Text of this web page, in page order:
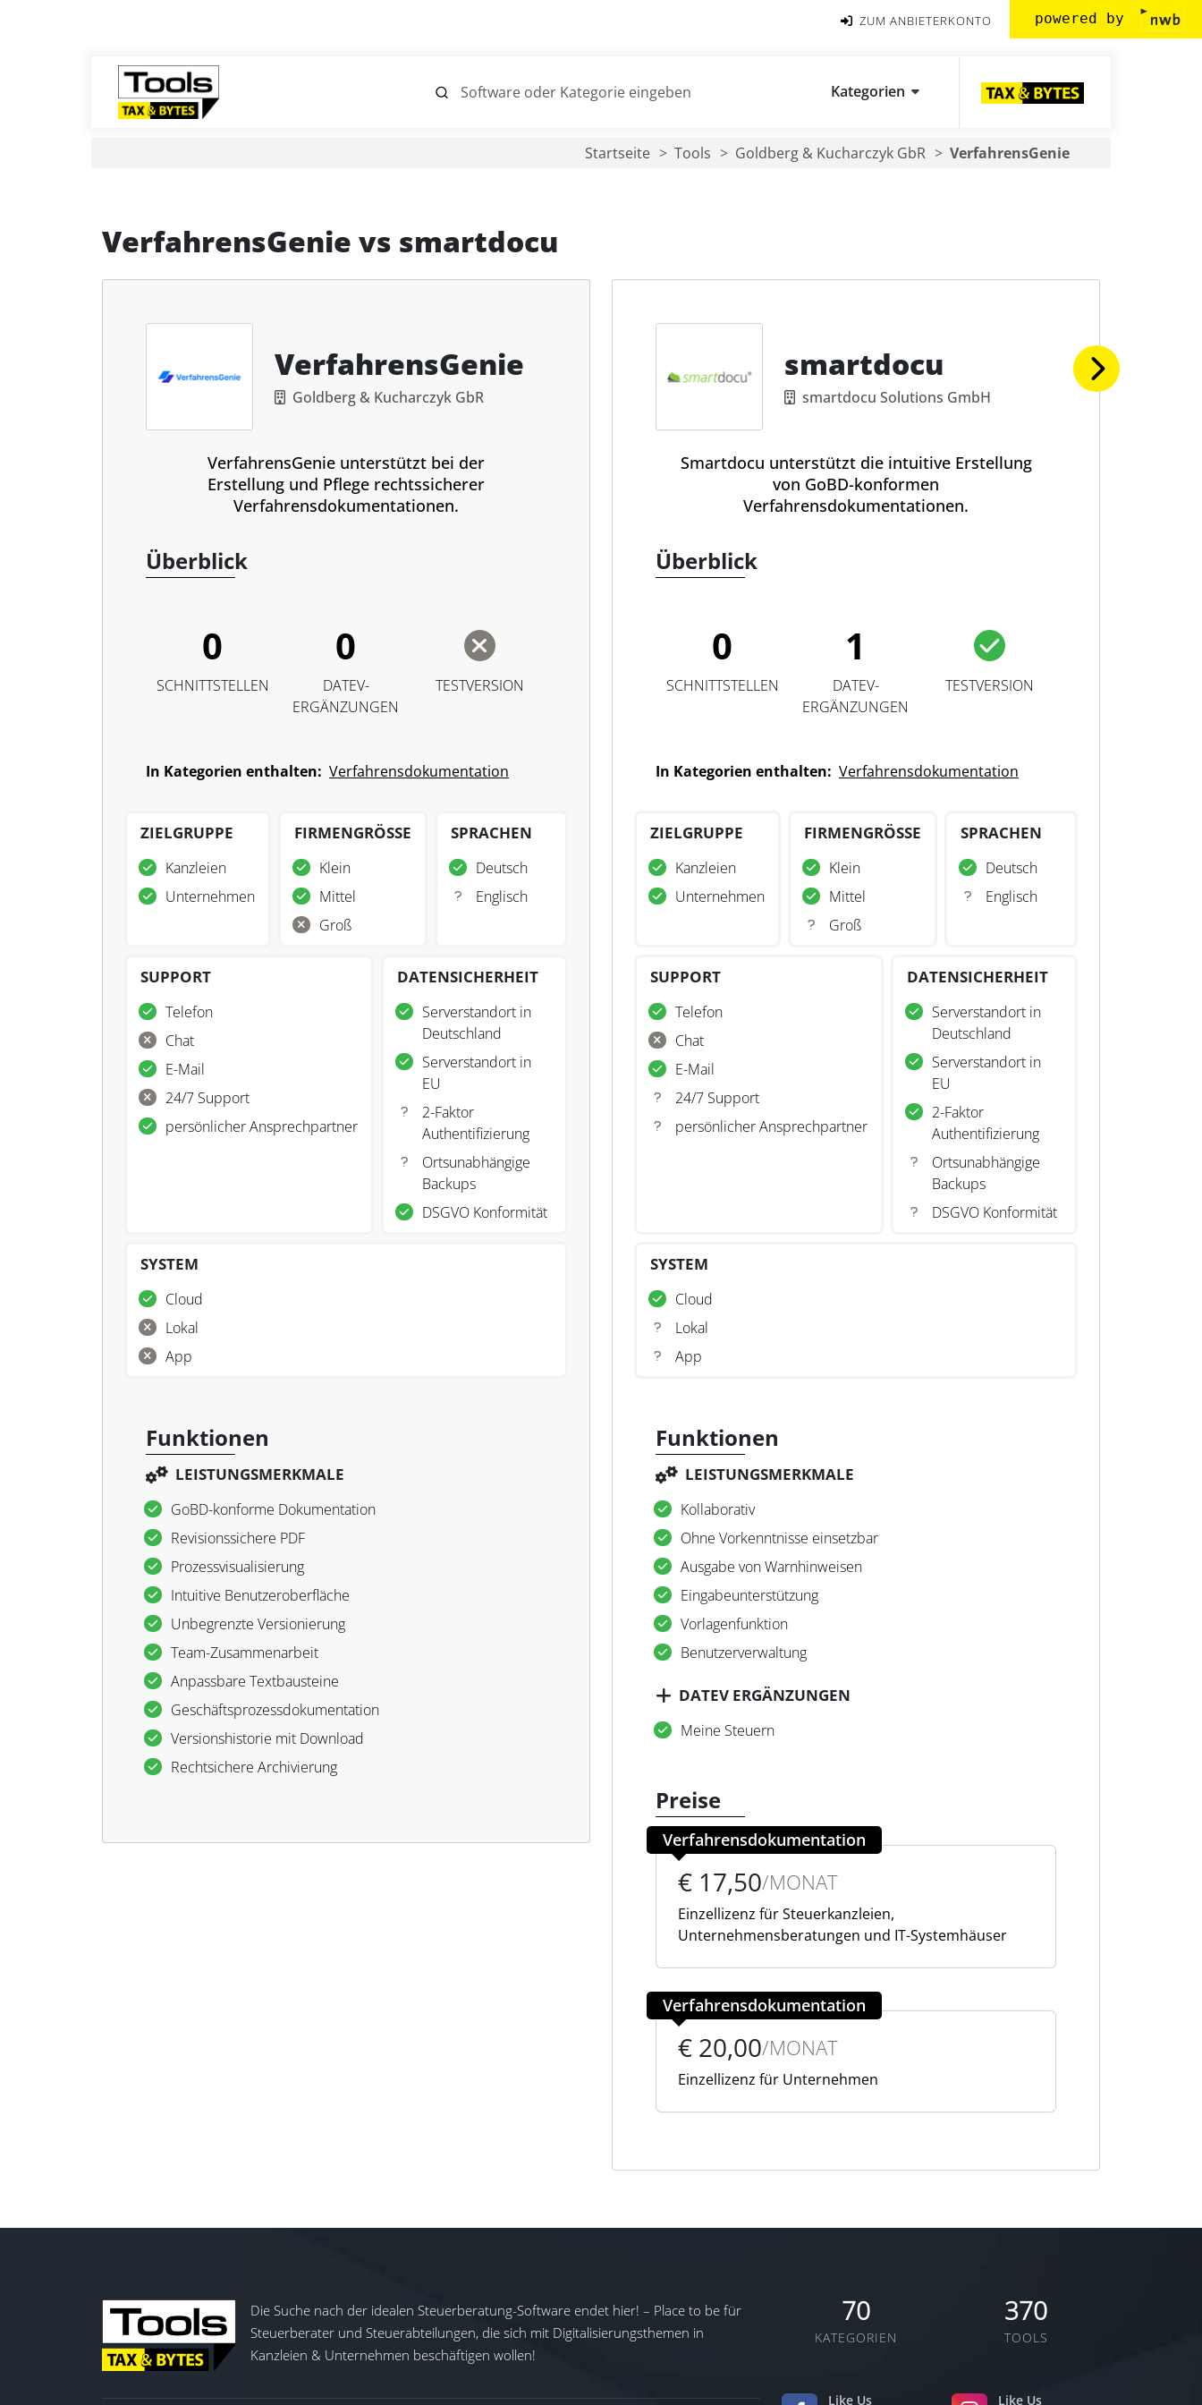
ZUM ANBIETERKONTO powered by
Kategorien
Startseite Tools Goldberg & Kucharczyk GbR VerfahrensGenie
VerfahrensGenie vs smartdocu
VerfahrensGenie
Goldberg & Kucharczyk GbR
VerfahrensGenie unterstützt bei der
Erstellung und Pflege rechtssicherer
Verfahrensdokumentationen.
Überblick
0
SCHNITTSTELLEN
0
DATEV-
ERGÄNZUNGEN
TESTVERSION
In Kategorien enthalten: Verfahrensdokumentation
ZIELGRUPPE
Kanzleien
Unternehmen
FIRMENGRÖSSE
Klein
Mittel
Groß
SPRACHEN
Deutsch
Englisch
SUPPORT
Telefon
Chat
E-Mail
24/7 Support
persönlicher Ansprechpartner
DATENSICHERHEIT
Serverstandort in
Deutschland
Serverstandort in
EU
2-Faktor
Authentifizierung
Ortsunabhängige
Backups
DSGVO Konformität
SYSTEM
Cloud
Lokal
App
Funktionen
LEISTUNGSMERKMALE
GoBD-konforme Dokumentation
Revisionssichere PDF
Prozessvisualisierung
Intuitive Benutzeroberfläche
Unbegrenzte Versionierung
Team-Zusammenarbeit
Anpassbare Textbausteine
Geschäftsprozessdokumentation
Versionshistorie mit Download
Rechtsichere Archivierung
smartdocu
smartdocu Solutions GmbH
Smartdocu unterstützt die intuitive Erstellung
von GoBD-konformen
Verfahrensdokumentationen.
Überblick
0
SCHNITTSTELLEN
1
DATEV-
ERGÄNZUNGEN
TESTVERSION
In Kategorien enthalten: Verfahrensdokumentation
ZIELGRUPPE
Kanzleien
Unternehmen
FIRMENGRÖSSE
Klein
Mittel
Groß
SPRACHEN
Deutsch
Englisch
SUPPORT
Telefon
Chat
E-Mail
24/7 Support
persönlicher Ansprechpartner
DATENSICHERHEIT
Serverstandort in
Deutschland
Serverstandort in
EU
2-Faktor
Authentifizierung
Ortsunabhängige
Backups
DSGVO Konformität
SYSTEM
Cloud
Lokal
App
Funktionen
LEISTUNGSMERKMALE
Kollaborativ
Ohne Vorkenntnisse einsetzbar
Ausgabe von Warnhinweisen
Eingabeunterstützung
Vorlagenfunktion
Benutzerverwaltung
DATEV ERGÄNZUNGEN
Meine Steuern
Preise
Verfahrensdokumentation
€ 17,50/MONAT
Einzellizenz für Steuerkanzleien,
Unternehmensberatungen und IT-Systemhäuser
Verfahrensdokumentation
€ 20,00/MONAT
Einzellizenz für Unternehmen
Die Suche nach der idealen Steuerberatung-Software endet hier! – Place to be für
Steuerberater und Steuerabteilungen, die sich mit Digitalisierungsthemen in
Kanzleien & Unternehmen beschäftigen wollen!
70
KATEGORIEN
370
TOOLS
Like Us Like Us